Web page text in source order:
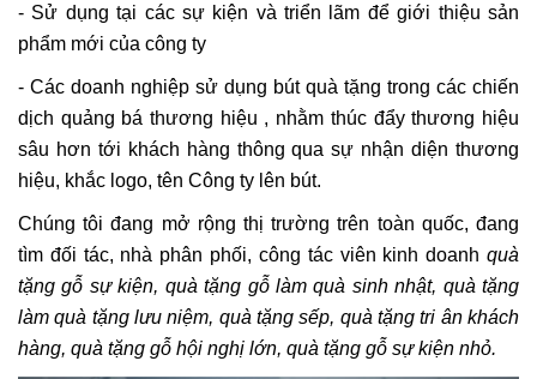
- Sử dụng tại các sự kiện và triển lãm để giới thiệu sản
phẩm mới của công ty
- Các doanh nghiệp sử dụng bút quà tặng trong các chiến
dịch quảng bá thương hiệu , nhằm thúc đẩy thương hiệu
sâu hơn tới khách hàng thông qua sự nhận diện thương
hiệu, khắc logo, tên Công ty lên bút.
Chúng tôi đang mở rộng thị trường trên toàn quốc, đang
tìm đối tác, nhà phân phối, công tác viên kinh doanh quà
tặng gỗ sự kiện, quà tặng gỗ làm quà sinh nhật, quà tặng
làm quà tặng lưu niệm, quà tặng sếp, quà tặng tri ân khách
hàng, quà tặng gỗ hội nghị lớn, quà tặng gỗ sự kiện nhỏ.